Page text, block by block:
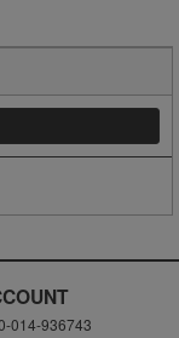
014-936743